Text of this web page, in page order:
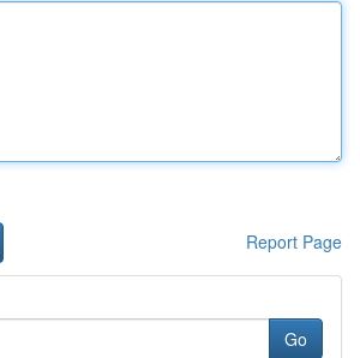
Report Page
Go